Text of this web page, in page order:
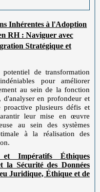
Inhérentes à l'Adoption
RH : Naviguer avec
Stratégique et
de transformation
pour améliorer
au sein de la fonction
en profondeur et
proactive plusieurs défis et
leur mise en œuvre
au sein des systèmes
à la réalisation des
et Impératifs Éthiques
la Sécurité des Données
Juridique, Éthique et de